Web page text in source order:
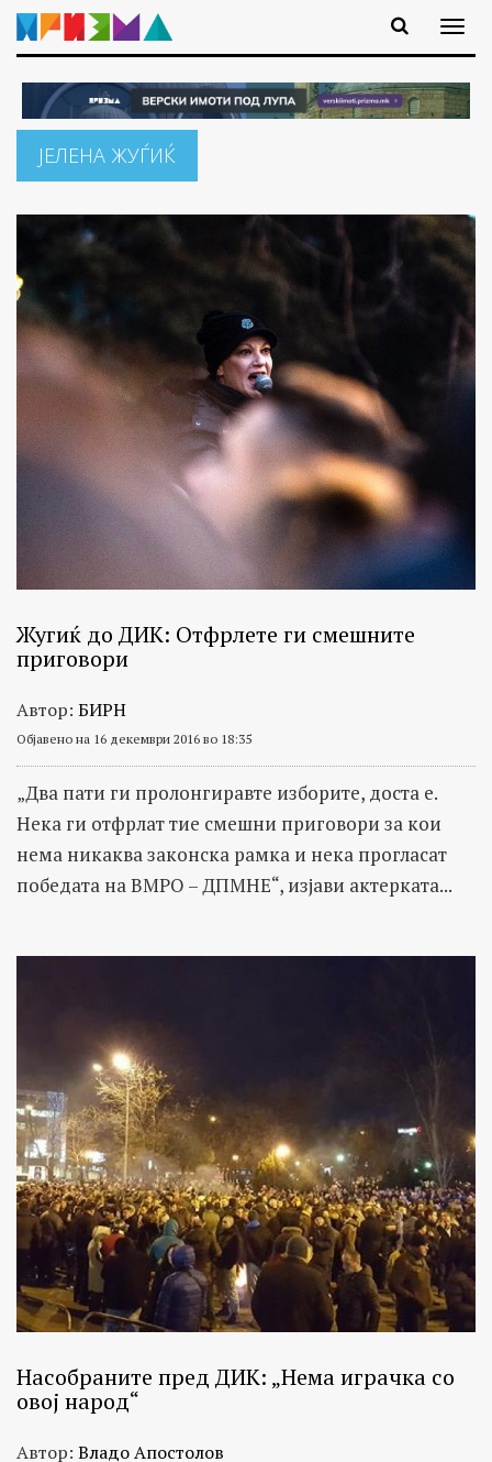
ЈЕЛЕНА ЖУЃИЌ
Жугиќ до ДИК: Отфрлете ги смешните
приговори
Автор: БИРН
Објавено на 16 декември 2016 во 18:35
„Два пати ги пролонгиравте изборите, доста е.
Нека ги отфрлат тие смешни приговори за кои
нема никаква законска рамка и нека прогласат
победата на ВМРО – ДПМНЕ“, изјави актерката...
Насобраните пред ДИК: „Нема играчка со
овој народ“
Автор: Владо Апостолов